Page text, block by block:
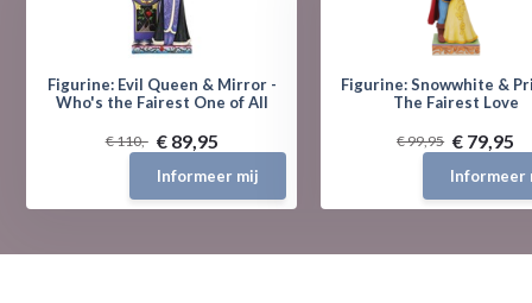
Figurine: Evil Queen & Mirror -
Who's the Fairest One of All
€ 110,- € 89,95
Informeer mij
Figurine: Snowwhite &
The Fairest Love
€ 99,95 € 79,95
Informeer